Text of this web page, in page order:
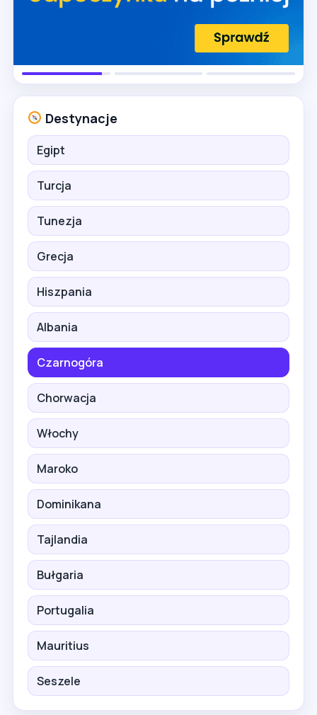
Destynacje
Egipt
Turcja
Tunezja
Grecja
Hiszpania
Albania
Czarnogóra
Chorwacja
Włochy
Maroko
Dominikana
Tajlandia
Bułgaria
Portugalia
Mauritius
Seszele